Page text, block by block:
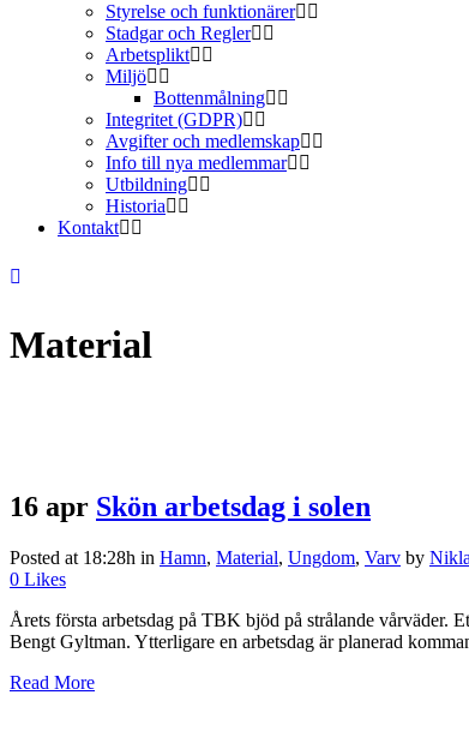
Styrelse och funktionärer
Stadgar och Regler
Arbetsplikt
Miljö
Bottenmålning
Integritet (GDPR)
Avgifter och medlemskap
Info till nya medlemmar
Utbildning
Historia
Kontakt
Material
16 apr Skön arbetsdag i solen
Posted at 18:28h in Hamn, Material, Ungdom, Varv by
0 Likes
Årets första arbetsdag på TBK bjöd på strålande vårväder.
Bengt Gyltman. Ytterligare en arbetsdag är planerad
Read More